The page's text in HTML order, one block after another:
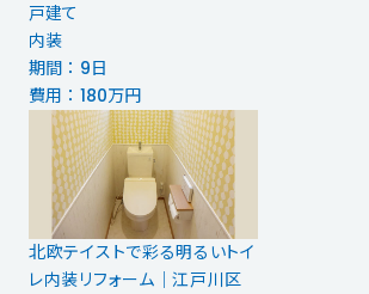
戸建て
内装
期間 ： 9日
費用 ： 180万円
北欧テイストで彩る明るいトイ
レ内装リフォーム｜江戸川区